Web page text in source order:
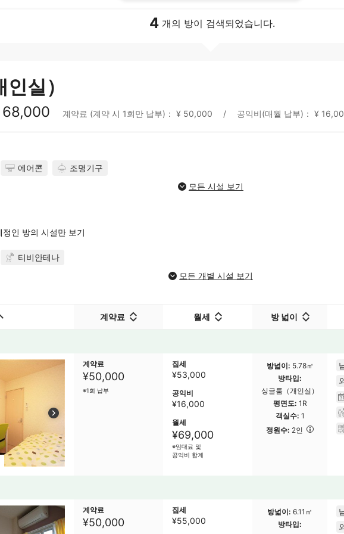
4 개의 방이 검색되었습니다.
실）
계약료 (계약 시 1회만 납부)： ¥ 50,000 공익비(매월 납부)： ¥
에어콘 조명기구
모든 시설 보기
인 방의 시설만 보기
티비안테나
모든 개별 시설 보기
계약료 월세 방 넓이
계약료
¥50,000
※1회 납부
집세
¥53,000
공익비
¥16,000
월세
¥69,000
※임대료 및
공익비 합계
방넓이 5.78㎡
방타입
싱글룸（개인실）
평면도 1R
객실수 1
정원수 2인
계약료
¥50,000
집세
¥55,000
방넓이 6.11㎡
방타입